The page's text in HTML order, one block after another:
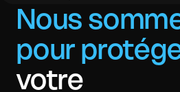
Nous
pour
votre